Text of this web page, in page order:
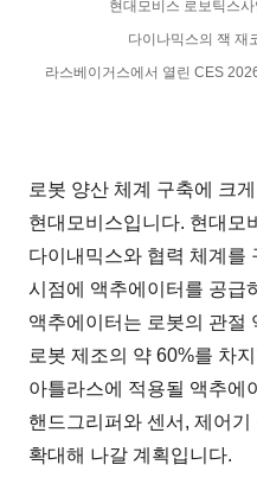
현대모비스 로보틱스
다이나믹스의 잭 재
라스베이거스에서 열린 CES
로봇 양산 체계 구축에 크
현대모비스입니다. 현대모
다이내믹스와 협력 체계를
시점에 액추에이터를 공급
액추에이터는 로봇의 관절
로봇 제조의 약 60%를 차
아틀라스에 적용될 액추에
핸드그리퍼와 센서, 제어
확대해 나갈 계획입니다.